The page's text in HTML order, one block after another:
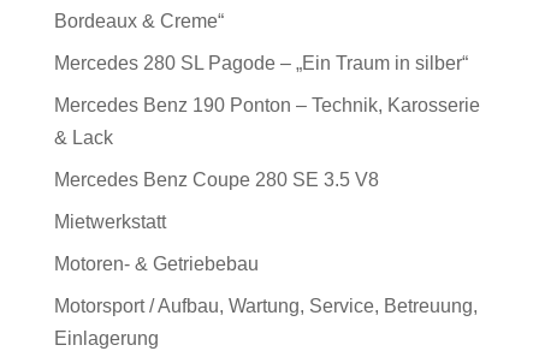
Bordeaux & Creme“
Mercedes 280 SL Pagode – „Ein Traum in silber“
Mercedes Benz 190 Ponton – Technik, Karosserie
& Lack
Mercedes Benz Coupe 280 SE 3.5 V8
Mietwerkstatt
Motoren- & Getriebebau
Motorsport / Aufbau, Wartung, Service, Betreuung,
Einlagerung